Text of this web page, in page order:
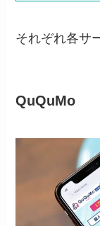
それぞれ各サ
QuQuMo